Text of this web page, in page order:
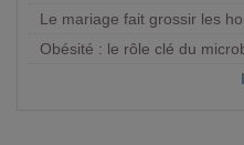
Le mariage fait grossir les
Obésité : le rôle clé du